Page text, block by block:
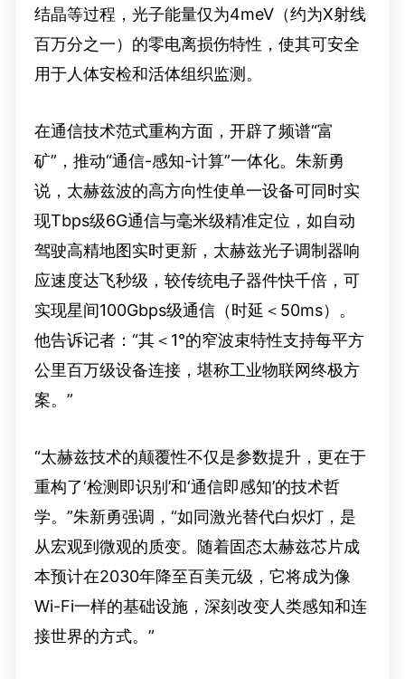
结晶等过程，光子能量仅为4meV（约为X射线
百万分之一）的零电离损伤特性，使其可安全
用于人体安检和活体组织监测。
在通信技术范式重构方面，开辟了频谱“富
矿”，推动“通信-感知-计算”一体化。朱新勇
说，太赫兹波的高方向性使单一设备可同时实
现Tbps级6G通信与毫米级精准定位，如自动
驾驶高精地图实时更新，太赫兹光子调制器响
应速度达飞秒级，较传统电子器件快千倍，可
实现星间100Gbps级通信（时延＜50ms）。
他告诉记者：“其＜1°的窄波束特性支持每平方
公里百万级设备连接，堪称工业物联网终极方
案。”
“太赫兹技术的颠覆性不仅是参数提升，更在于
重构了‘检测即识别’和‘通信即感知’的技术哲
学。”朱新勇强调，“如同激光替代白炽灯，是
从宏观到微观的质变。随着固态太赫兹芯片成
本预计在2030年降至百美元级，它将成为像
Wi-Fi一样的基础设施，深刻改变人类感知和连
接世界的方式。”